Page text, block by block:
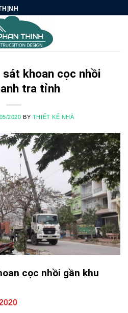
sát khoan cọc nhồi
tra tỉnh
2020 BY THIẾT KẾ NHÀ
cọc nhồi gần khu